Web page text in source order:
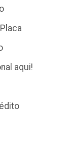
aqui!